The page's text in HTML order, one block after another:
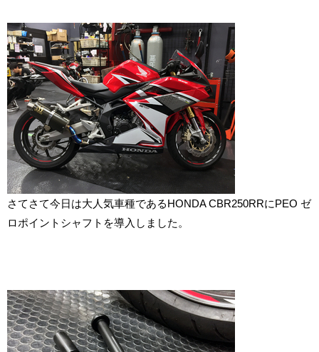
さてさて今日は大人気車種であるHONDA CBR250RRにPEO ゼ
ロポイントシャフトを導入しました。